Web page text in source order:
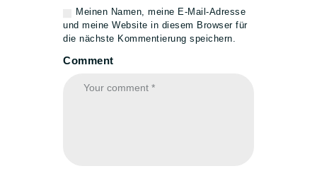
BIOMETRISCHE
PASSBILDER
ÜBER UNS
KONTAKT
Meinen Namen, meine E-Mail-Adresse
und meine Website in diesem Browser für
die nächste Kommentierung speichern.
Comment